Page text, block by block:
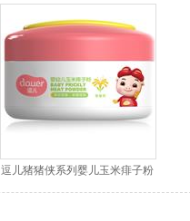
逗儿猪猪侠系列婴儿玉米痱子粉